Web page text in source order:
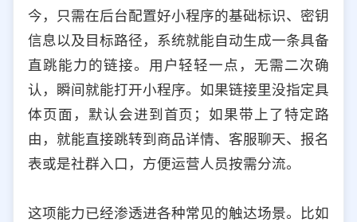
今，只需在后台配置好小程序的基础标识、密钥
信息以及目标路径，系统就能自动生成一条具备
直跳能力的链接。用户轻轻一点，无需二次确
认，瞬间就能打开小程序。如果链接里没指定具
体页面，默认会进到首页；如果带上了特定路
由，就能直接跳转到商品详情、客服聊天、报名
表或是社群入口，方便运营人员按需分流。
这项能力已经渗透进各种常见的触达场景。比如